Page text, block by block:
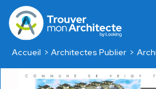
Accueil Architectes Publier